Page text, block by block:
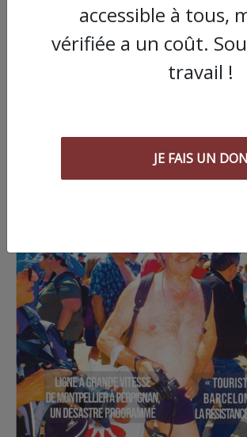
accessible à tous,
vérifiée a un coût.
travail !
JE FAIS UN DON